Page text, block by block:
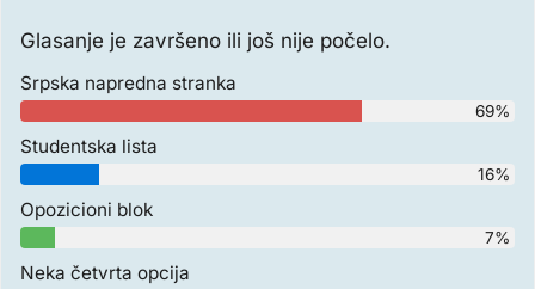
Glasanje je završeno ili još nije počelo.
Srpska napredna stranka
69%
Studentska lista
16%
Opozicioni blok
7%
Neka četvrta opcija